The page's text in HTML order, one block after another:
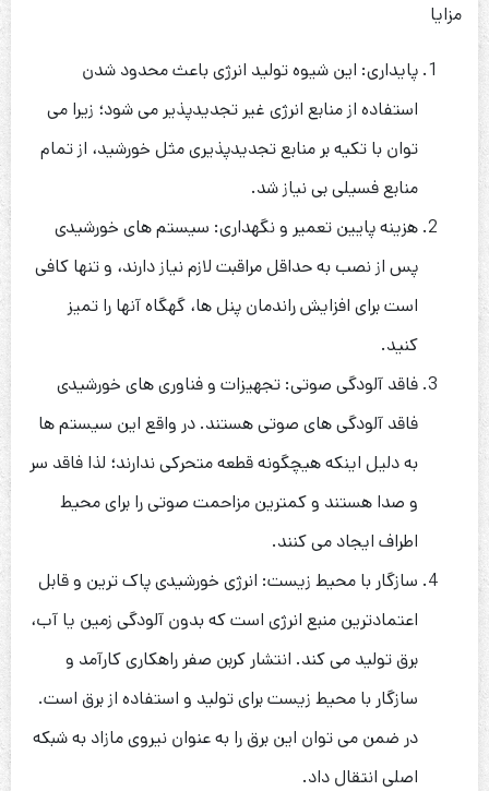
مزایا
پایداری: این شیوه تولید انرژی باعث محدود شدن
استفاده از منابع انرژی غیر تجدیدپذیر می شود؛ زیرا می
توان با تکیه بر منابع تجدیدپذیری مثل خورشید، از تمام
منابع فسیلی بی نیاز شد.
هزینه پایین تعمیر و نگهداری: سیستم های خورشیدی
پس از نصب به حداقل مراقبت لازم نیاز دارند، و تنها کافی
است برای افزایش راندمان پنل ها، گهگاه آنها را تمیز
کنید.
فاقد آلودگی صوتی: تجهیزات و فناوری های خورشیدی
فاقد آلودگی های صوتی هستند. در واقع این سیستم ها
به دلیل اینکه هیچگونه قطعه متحرکی ندارند؛ لذا فاقد سر
و صدا هستند و کمترین مزاحمت صوتی را برای محیط
اطراف ایجاد می کنند.
سازگار با محیط زیست: انرژی خورشیدی پاک ترین و قابل
اعتمادترین منبع انرژی است که بدون آلودگی زمین یا آب،
برق تولید می کند. انتشار کربن صفر راهکاری کارآمد و
سازگار با محیط زیست برای تولید و استفاده از برق است.
در ضمن می توان این برق را به عنوان نیروی مازاد به شبکه
اصلی انتقال داد.